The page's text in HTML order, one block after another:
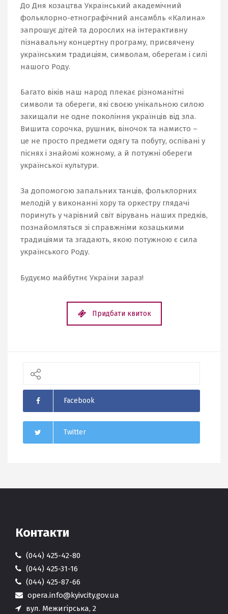
До Дня козацтва Український академічний
фольклорно-етнографічний ансамбль «Калина»
запрошує дітей та дорослих на інтерактивну
пізнавальну концертну програму, присвячену
українським традиціям, символам, оберегам і силі
нашого Роду.
Багато віків наш народ плекає різноманітні
символи та обереги, які своєю унікальною силою
захищали не одне покоління українців від зла.
Вишита сорочка, рушник, віночок та намисто –
це не просто предмети одягу та побуту, оспівані у
піснях і знайомі кожному, а й потужні обереги
української культури.
За допомогою запальних танців, фольклорних
мелодій у виконанні хору та оркестру глядачі
поринуть у чарівний світ вірувань наших предків,
познайомляться зі справжніми козацькими
традиціями та згадають, якою потужною є сила
українського Роду.
Будуємо майбутнє України зараз!
Придбати квиток
Facebook
Twitter
Контакти
(044) 425-42-80
(044) 425-31-16
(044) 425-87-66
opera.info@kyivcity.gov.ua
вул. Межигірська, 2